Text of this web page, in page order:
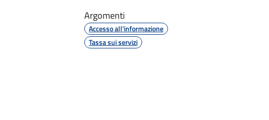
Argomenti
Accesso all'informazione
Tassa sui servizi